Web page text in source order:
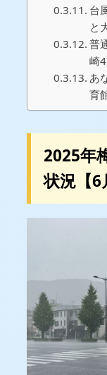
台
と
普
崎
あ
育
2025年
状況【6